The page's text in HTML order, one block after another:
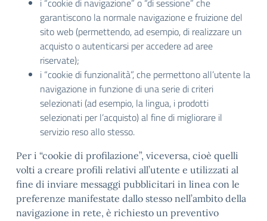
i “cookie di navigazione” o “di sessione” che
garantiscono la normale navigazione e fruizione del
sito web (permettendo, ad esempio, di realizzare un
acquisto o autenticarsi per accedere ad aree
riservate);
i “cookie di funzionalità”, che permettono all’utente la
navigazione in funzione di una serie di criteri
selezionati (ad esempio, la lingua, i prodotti
selezionati per l’acquisto) al fine di migliorare il
servizio reso allo stesso.
Per i “cookie di profilazione”, viceversa, cioè quelli
volti a creare profili relativi all’utente e utilizzati al
fine di inviare messaggi pubblicitari in linea con le
preferenze manifestate dallo stesso nell’ambito della
navigazione in rete, è richiesto un preventivo